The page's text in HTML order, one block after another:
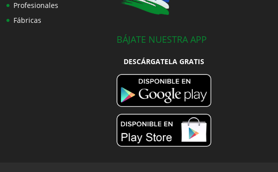
Profesionales
Fábricas
BÁJATE NUESTRA APP
DESCÁRGATELA GRATIS